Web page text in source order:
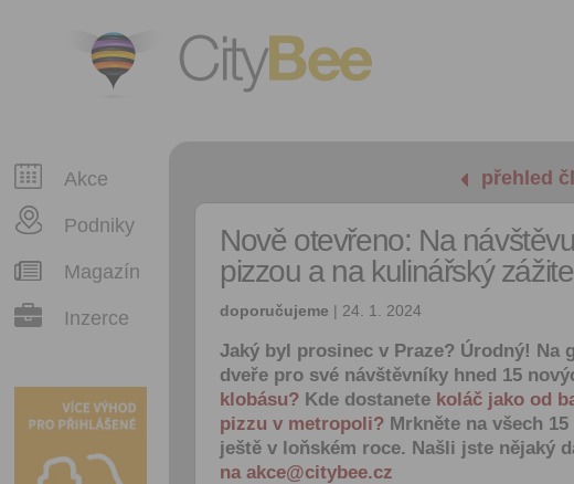
CityBee
Akce
Podniky
Magazín
Inzerce
přehled
Nově otevřeno: Na
pizzou a na kulinářský
doporučujeme | 24. 1. 2024
Jaký byl prosinec v Praze? Úrodný! Na
dveře pro své návštěvníky hned 15
klobásu? Kde dostanete koláč jako od
pizzu v metropoli? Mrkněte na všech
ještě v loňském roce. Našli jste nějaký
na akce@citybee.cz